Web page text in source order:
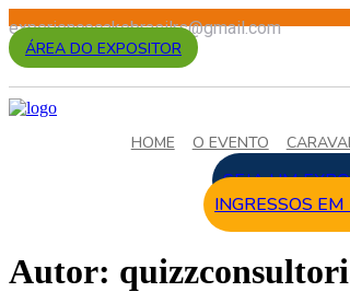
para
o
experiencecakebrasilrs@gmail.com
ÁREA DO EXPOSITOR
HOME O EVENTO
SEJA UM
INGRESSOS EM
Autor: